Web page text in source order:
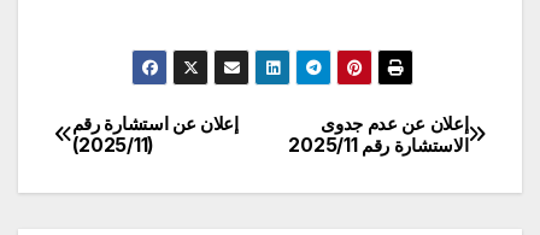
تصفّح
المقالات
إعلان عن استشارة رقم
(2025/11)
إعلان عن عدم جدوى
الاستشارة رقم 2025/11